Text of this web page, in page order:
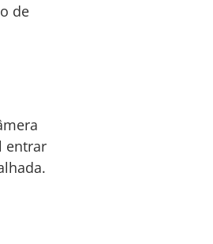
de
entrar